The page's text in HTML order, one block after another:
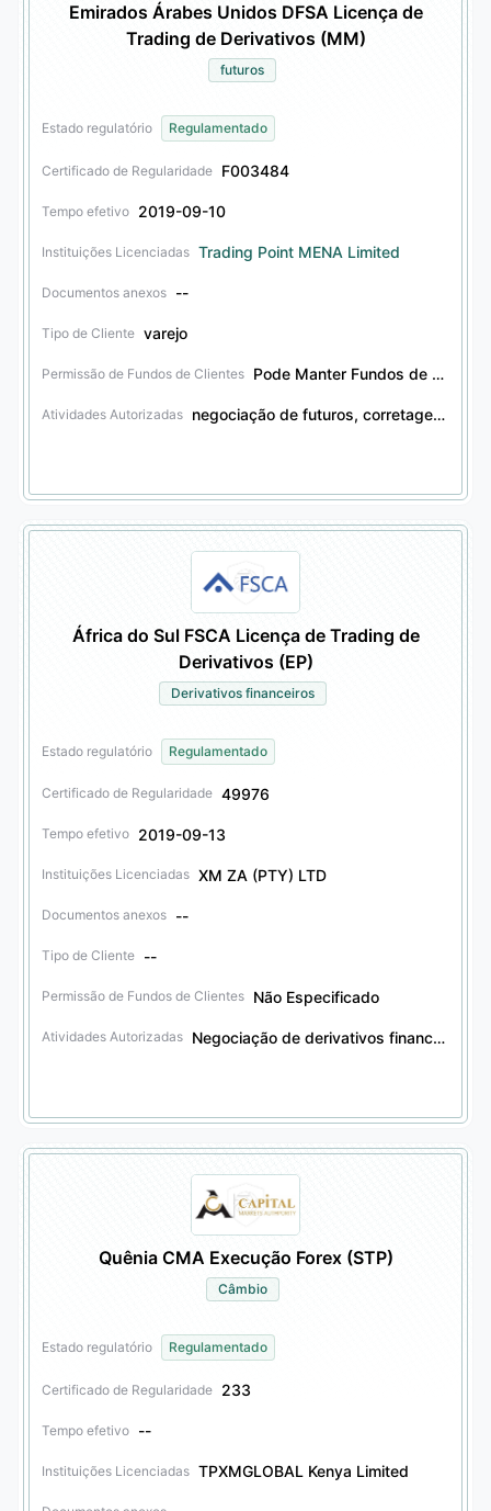
Emirados Árabes Unidos DFSA Licença de
Trading de Derivativos (MM)
futuros
Estado regulatório Regulamentado
Certificado de Regularidade F003484
Tempo efetivo 2019-09-10
Instituições Licenciadas Trading Point MENA Limited
Documentos anexos --
Tipo de Cliente varejo
Permissão de Fundos de Clientes Pode Manter Fundos de Clientes
Atividades Autorizadas negociação de futuros, corretagem de futuros
África do Sul FSCA Licença de Trading de
Derivativos (EP)
Derivativos financeiros
Estado regulatório Regulamentado
Certificado de Regularidade 49976
Tempo efetivo 2019-09-13
Instituições Licenciadas XM ZA (PTY) LTD
Documentos anexos --
Tipo de Cliente --
Permissão de Fundos de Clientes Não Especificado
Atividades Autorizadas Negociação de derivativos financeiros
Quênia CMA Execução Forex (STP)
Câmbio
Estado regulatório Regulamentado
Certificado de Regularidade 233
Tempo efetivo --
Instituições Licenciadas TPXMGLOBAL Kenya Limited